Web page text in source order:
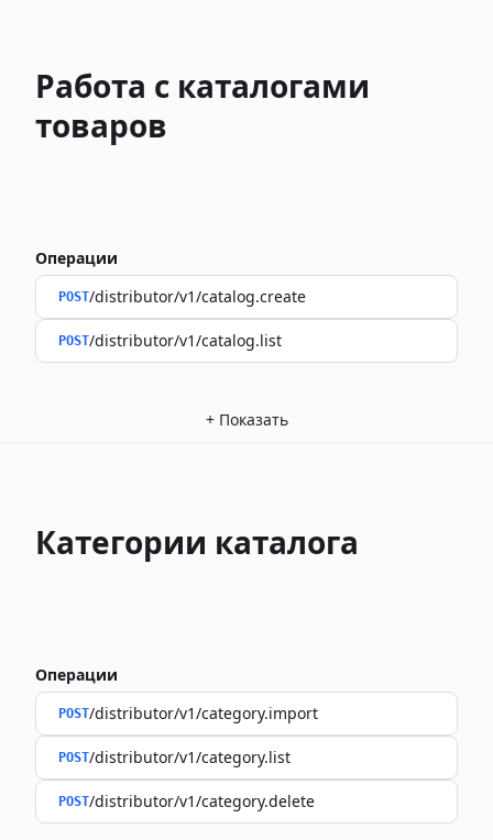
Работа с каталогами
товаров
Операции
POST/distributor/v1/catalog.create
POST/distributor/v1/catalog.list
+ Показать
Категории каталога
Операции
POST/distributor/v1/category.import
POST/distributor/v1/category.list
POST/distributor/v1/category.delete